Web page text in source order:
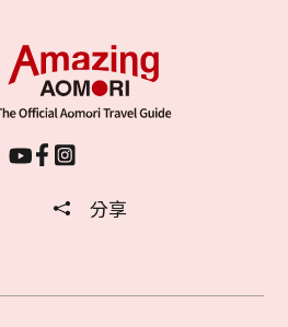
分享